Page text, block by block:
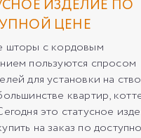
ИЗДЕЛИЕ ПО
ЦЕНЕ
шторы с кордовым
пользуются спросом
для установки на
квартир,
это статусное
на заказ по